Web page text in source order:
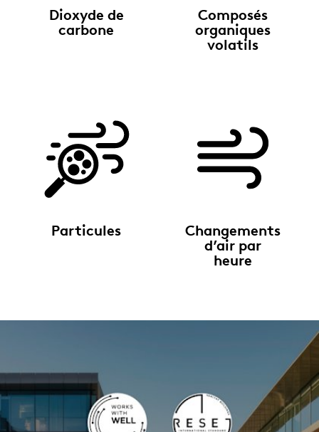
Dioxyde de
carbone
Composés
organiques
volatils
Particules
Changements
d’air par
heure